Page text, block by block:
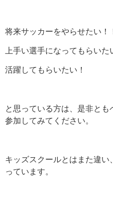
将来サッカーをやらせたい！
上手い選手になってもらいた
活躍してもらいたい！
と思っている方は、是非と
参加してみてください。
キッズスクールとはまた違
っています。